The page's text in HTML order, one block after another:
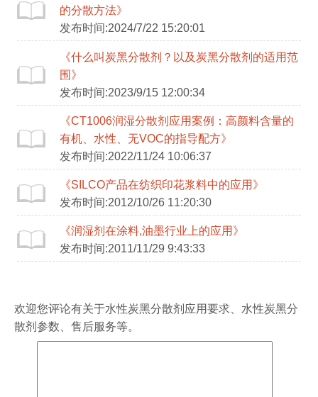
的分散方法》
发布时间:2024/7/22 15:20:01
《什么叫炭黑分散剂？以及炭黑分散剂的适用范
围》
发布时间:2023/9/15 12:00:34
《CT1006润湿分散剂应用案例：高颜料含量的
有机、水性、无VOC的指导配方》
发布时间:2022/11/24 10:06:37
《SILCO产品在纺织印花浆料中的应用》
发布时间:2012/10/26 11:20:30
《润湿剂在涂料,油墨行业上的应用》
发布时间:2011/11/29 9:43:33
欢迎您评论有关于水性炭黑分散剂 应用要求、 水性炭黑分
散剂 参数、售后服务等。